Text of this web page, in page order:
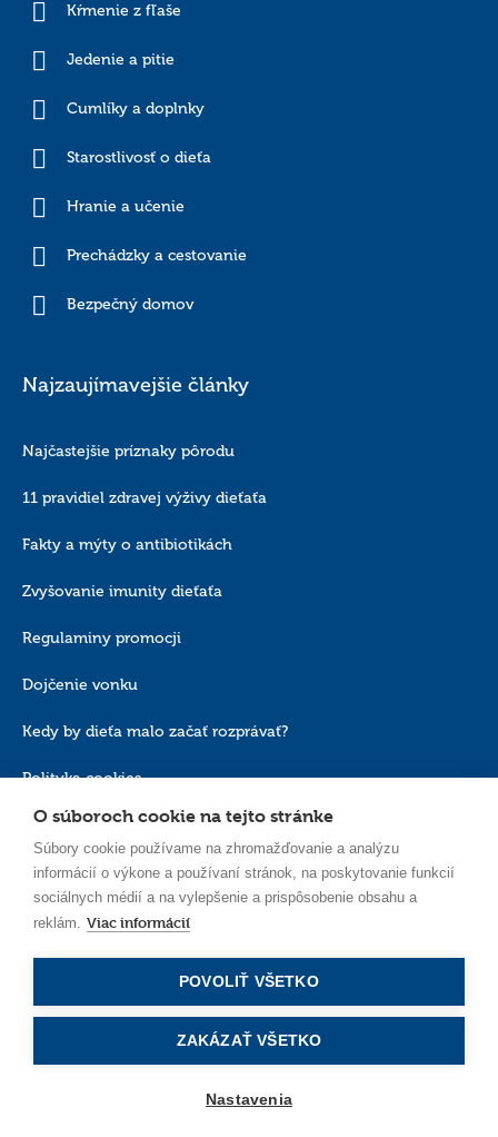
Kŕmenie z fľaše
Jedenie a pitie
Cumlíky a doplnky
Starostlivosť o dieťa
Hranie a učenie
Prechádzky a cestovanie
Bezpečný domov
Najzaujímavejšie články
Najčastejšie príznaky pôrodu
11 pravidiel zdravej výživy dieťaťa
Fakty a mýty o antibiotikách
Zvyšovanie imunity dieťaťa
Regulaminy promocji
Dojčenie vonku
Kedy by dieťa malo začať rozprávať?
Polityka cookies
O súboroch cookie na tejto stránke
Súbory cookie používame na zhromažďovanie a analýzu
informácií o výkone a používaní stránok, na poskytovanie funkcií
sociálnych médií a na vylepšenie a prispôsobenie obsahu a
reklám. Viac informácií
POVOLIŤ VŠETKO
ZAKÁZAŤ VŠETKO
Nastavenia